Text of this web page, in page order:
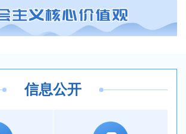
信息公开